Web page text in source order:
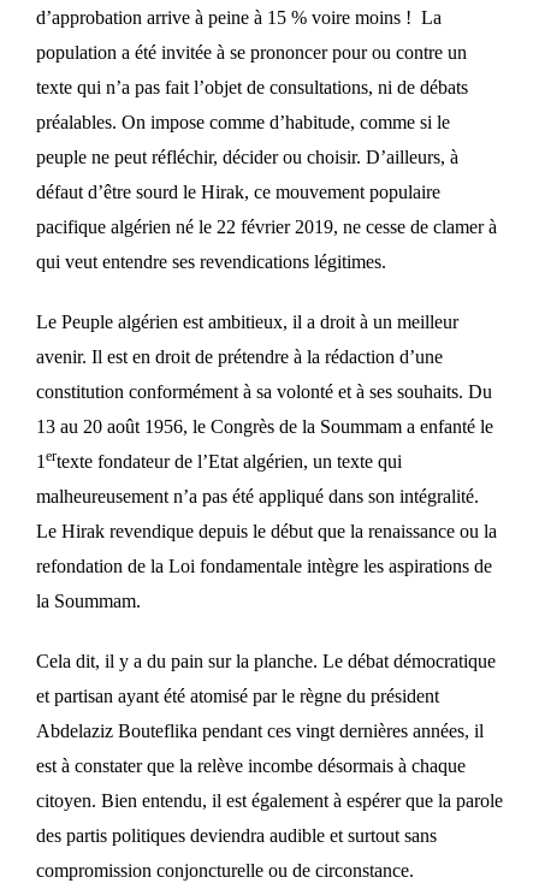
d’approbation arrive à peine à 15 % voire moins ! La
population a été invitée à se prononcer pour ou contre un
texte qui n’a pas fait l’objet de consultations, ni de débats
préalables. On impose comme d’habitude, comme si le
peuple ne peut réfléchir, décider ou choisir. D’ailleurs, à
défaut d’être sourd le Hirak, ce mouvement populaire
pacifique algérien né le 22 février 2019, ne cesse de clamer à
qui veut entendre ses revendications légitimes.
Le Peuple algérien est ambitieux, il a droit à un meilleur
avenir. Il est en droit de prétendre à la rédaction d’une
constitution conformément à sa volonté et à ses souhaits. Du
13 au 20 août 1956, le Congrès de la Soummam a enfanté le
1 ertexte fondateur de l’Etat algérien, un texte qui
malheureusement n’a pas été appliqué dans son intégralité.
Le Hirak revendique depuis le début que la renaissance ou la
refondation de la Loi fondamentale intègre les aspirations de
la Soummam.
Cela dit, il y a du pain sur la planche. Le débat démocratique
et partisan ayant été atomisé par le règne du président
Abdelaziz Bouteflika pendant ces vingt dernières années, il
est à constater que la relève incombe désormais à chaque
citoyen. Bien entendu, il est également à espérer que la parole
des partis politiques deviendra audible et surtout sans
compromission conjoncturelle ou de circonstance.